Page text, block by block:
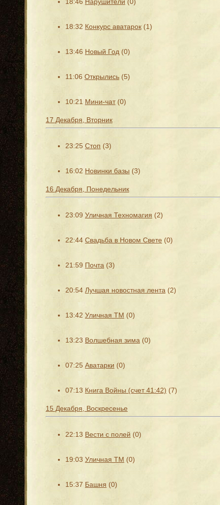
18:32 Конкурс аватарок (1)
13:46 Новый Год (0)
11:06 Открылись (5)
10:21 Мини-чат (0)
17 Декабря, Вторник
23:25 Стоп (3)
16:02 Новинки базы (3)
16 Декабря, Понедельник
23:09 Уличная Техномагия (2)
22:44 Свадьба в Новом Свете (0)
21:59 Почта (3)
20:54 Лучшая новостная лента (2)
13:42 Уличная ТМ (0)
13:23 Волшебная зима (0)
07:25 Аватарки (0)
07:13 Книга Войны (счет 41:42) (7)
15 Декабря, Воскресенье
22:13 Вести с полей (0)
19:03 Уличная ТМ (0)
15:37 Башня (0)